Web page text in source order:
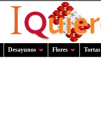
Desayunos Flores Tortas